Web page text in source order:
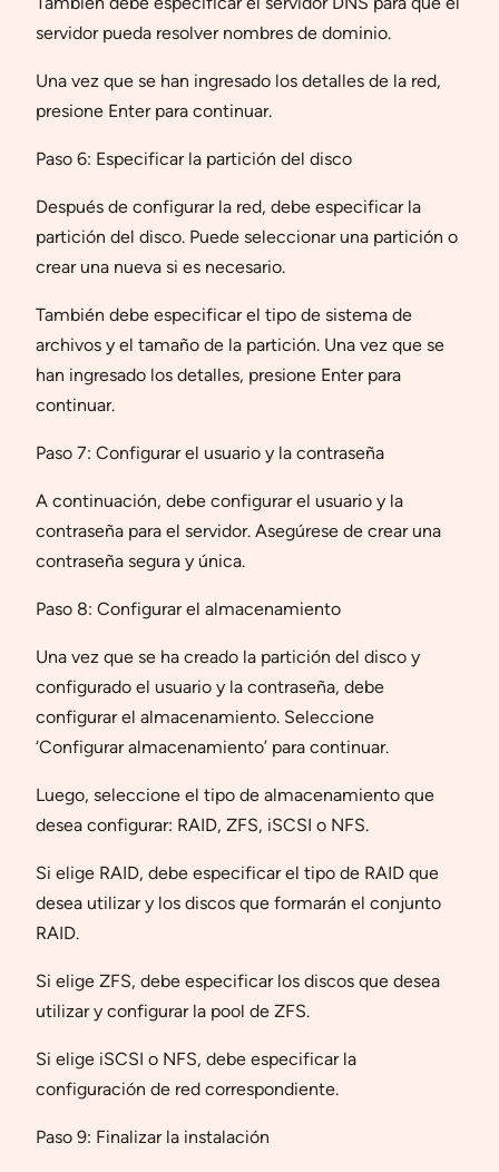
servidor pueda resolver nombres de dominio.
Una vez que se han ingresado los detalles de la red,
presione Enter para continuar.
Paso 6: Especificar la partición del disco
Después de configurar la red, debe especificar la
partición del disco. Puede seleccionar una partición o
crear una nueva si es necesario.
También debe especificar el tipo de sistema de
archivos y el tamaño de la partición. Una vez que se
han ingresado los detalles, presione Enter para
continuar.
Paso 7: Configurar el usuario y la contraseña
A continuación, debe configurar el usuario y la
contraseña para el servidor. Asegúrese de crear una
contraseña segura y única.
Paso 8: Configurar el almacenamiento
Una vez que se ha creado la partición del disco y
configurado el usuario y la contraseña, debe
configurar el almacenamiento. Seleccione
‘Configurar almacenamiento’ para continuar.
Luego, seleccione el tipo de almacenamiento que
desea configurar: RAID, ZFS, iSCSI o NFS.
Si elige RAID, debe especificar el tipo de RAID que
desea utilizar y los discos que formarán el conjunto
RAID.
Si elige ZFS, debe especificar los discos que desea
utilizar y configurar la pool de ZFS.
Si elige iSCSI o NFS, debe especificar la
configuración de red correspondiente.
Paso 9: Finalizar la instalación